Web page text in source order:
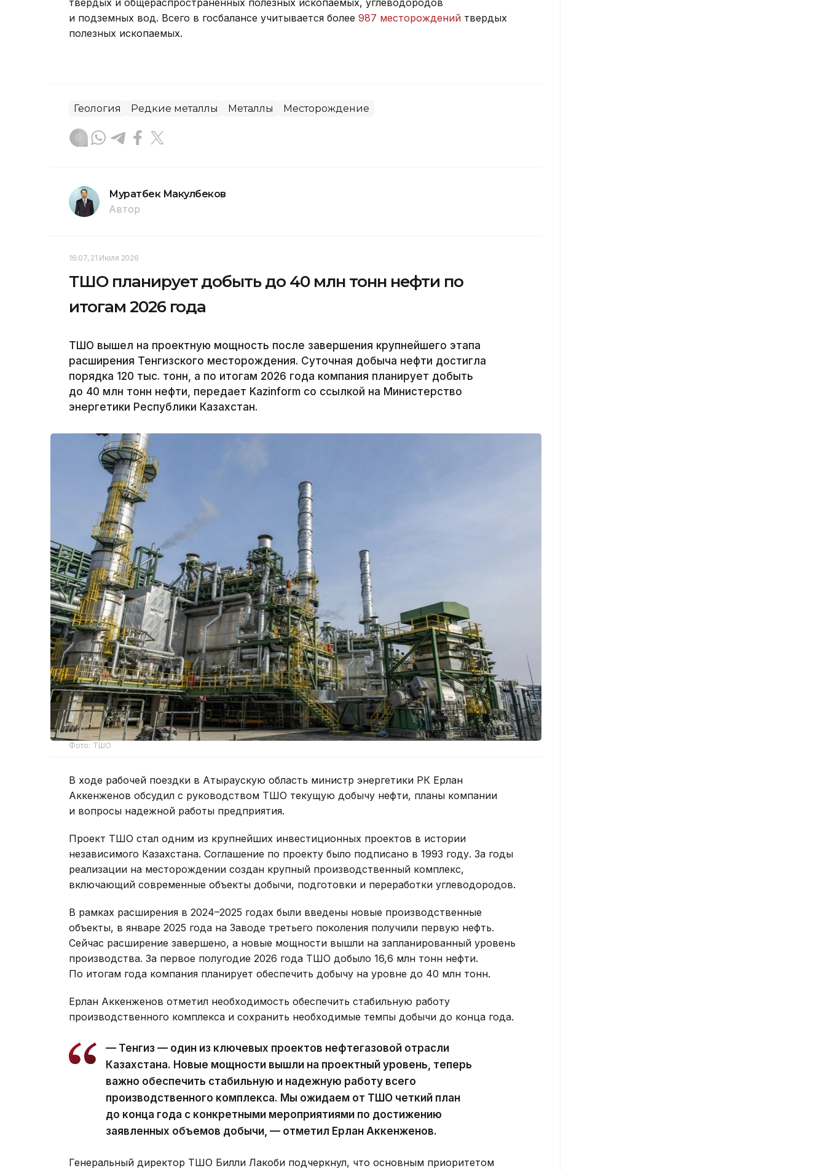
твердых и общераспространенных полезных ископаемых, углеводородов
и подземных вод. Всего в госбалансе учитывается более 987 месторождений твердых
полезных ископаемых.
Геология Редкие металлы Металлы Месторождение
Муратбек Макулбеков
Автор
16:07, 21 Июля 2026
ТШО планирует добыть до 40 млн тонн нефти по
итогам 2026 года
ТШО вышел на проектную мощность после завершения крупнейшего этапа
расширения Тенгизского месторождения. Суточная добыча нефти достигла
порядка 120 тыс. тонн, а по итогам 2026 года компания планирует добыть
до 40 млн тонн нефти, передает Kazinform со ссылкой на Министерство
энергетики Республики Казахстан.
Фото: ТШО
В ходе рабочей поездки в Атыраускую область министр энергетики РК Ерлан
Аккенженов обсудил с руководством ТШО текущую добычу нефти, планы компании
и вопросы надежной работы предприятия.
Проект ТШО стал одним из крупнейших инвестиционных проектов в истории
независимого Казахстана. Соглашение по проекту было подписано в 1993 году. За годы
реализации на месторождении создан крупный производственный комплекс,
включающий современные объекты добычи, подготовки и переработки углеводородов.
В рамках расширения в 2024–2025 годах были введены новые производственные
объекты, в январе 2025 года на Заводе третьего поколения получили первую нефть.
Сейчас расширение завершено, а новые мощности вышли на запланированный уровень
производства. За первое полугодие 2026 года ТШО добыло 16,6 млн тонн нефти.
По итогам года компания планирует обеспечить добычу на уровне до 40 млн тонн.
Ерлан Аккенженов отметил необходимость обеспечить стабильную работу
производственного комплекса и сохранить необходимые темпы добычи до конца года.
— Тенгиз — один из ключевых проектов нефтегазовой отрасли
Казахстана. Новые мощности вышли на проектный уровень, теперь
важно обеспечить стабильную и надежную работу всего
производственного комплекса. Мы ожидаем от ТШО четкий план
до конца года с конкретными мероприятиями по достижению
заявленных объемов добычи, — отметил Ерлан Аккенженов.
Генеральный директор ТШО Билли Лакоби подчеркнул, что основным приоритетом